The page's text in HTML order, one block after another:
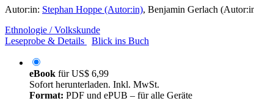
Autor:in: Stephan Hoppe (Autor:in), Benjamin Gerlach
Ethnologie / Volkskunde
Leseprobe & Details
Blick ins Buch
eBook fürUS$ 6,99
Sofort herunterladen. Inkl. MwSt.
Format: PDF und ePUB – für alle Geräte